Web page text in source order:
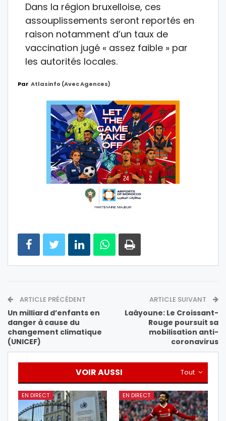
Dans la région bruxelloise, ces
assouplissements seront reportés en
raison notamment d’un taux de
vaccination jugé « assez faible » par
les autorités locales.
Par Atlasinfo (avec Agences)
ARTICLE PRÉCÉDENT
Un milliard d’enfants en
danger à cause du
changement climatique
(UNICEF)
ARTICLE SUIVANT
Laâyoune: Le Croissant-
Rouge poursuit sa
mobilisation anti-
coronavirus
Tout
VOIR AUSSI
EN DIRECT EN DIRECT